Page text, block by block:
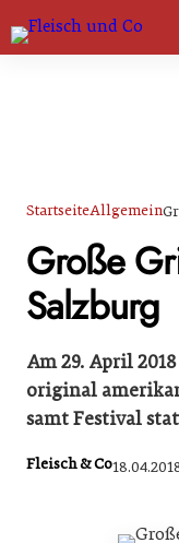
Marktführer
StartseiteAllgemein
Große
Salzburg
Am 29. April
original
samt Festival
Fleisch & Co